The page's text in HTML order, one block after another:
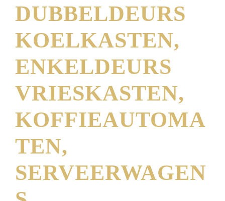
DUBBELDEURS
KOELKASTEN,
ENKELDEURS
VRIESKASTEN,
KOFFIEAUTOMA
TEN,
SERVEERWAGEN